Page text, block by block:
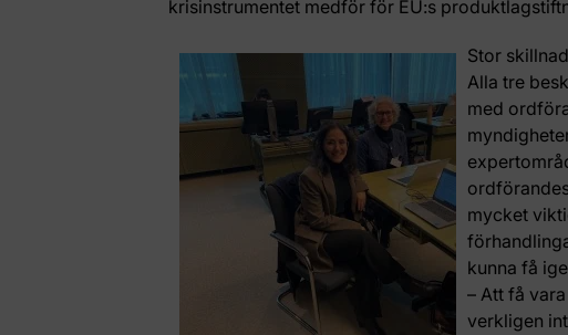
krisinstrumentet medför för EU:s
Stor
Alla tre
med
mycket
kunna få
– Att få
verkligen